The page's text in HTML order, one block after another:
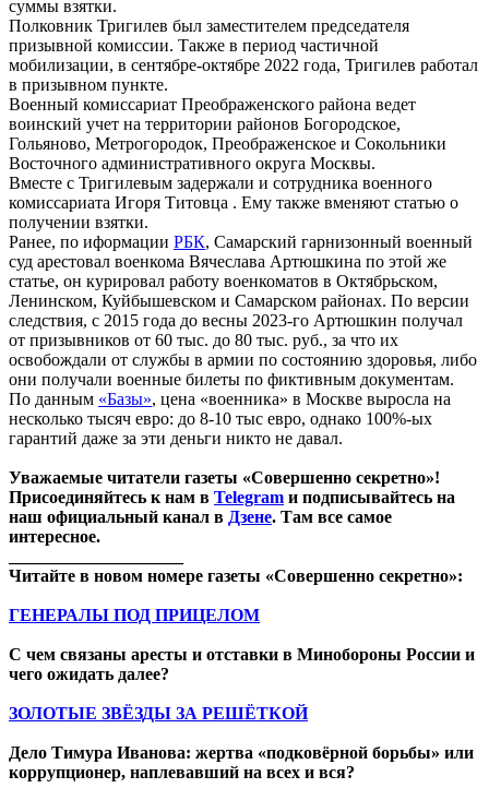
суммы взятки.
Полковник Тригилев был заместителем председателя
призывной комиссии. Также в период частичной
мобилизации, в сентябре-октябре 2022 года, Тригилев работал
в призывном пункте.
Военный комиссариат Преображенского района ведет
воинский учет на территории районов Богородское,
Гольяново, Метрогородок, Преображенское и Сокольники
Восточного административного округа Москвы.
Вместе с Тригилевым задержали и сотрудника военного
комиссариата Игоря Титовца . Ему также вменяют статью о
получении взятки.
Ранее, по иформации РБК, Самарский гарнизонный военный
суд арестовал военкома Вячеслава Артюшкина по этой же
статье, он курировал работу военкоматов в Октябрьском,
Ленинском, Куйбышевском и Самарском районах. По версии
следствия, с 2015 года до весны 2023-го Артюшкин получал
от призывников от 60 тыс. до 80 тыс. руб., за что их
освобождали от службы в армии по состоянию здоровья, либо
они получали военные билеты по фиктивным документам.
По данным «Базы», цена «военника» в Москве выросла на
несколько тысяч евро: до 8-10 тыс евро, однако 100%-ых
гарантий даже за эти деньги никто не давал.
Уважаемые читатели газеты «Совершенно секретно»!
Присоединяйтесь к нам в Telegram и подписывайтесь на
наш официальный канал в Дзене. Там все самое
интересное.
Читайте в новом номере газеты «Совершенно секретно»:
ГЕНЕРАЛЫ ПОД ПРИЦЕЛОМ
С чем связаны аресты и отставки в Минобороны России и
чего ожидать далее?
ЗОЛОТЫЕ ЗВЁЗДЫ ЗА РЕШЁТКОЙ
Дело Тимура Иванова: жертва «подковёрной борьбы» или
коррупционер, наплевавший на всех и вся?